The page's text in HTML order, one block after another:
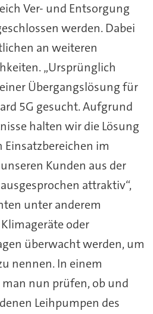
Ver- und Entsorgung
werden. Dabei
an weiteren
„Ursprünglich
Übergangslösung für
5G gesucht. Aufgrund
halten wir die Lösung
Einsatzbereichen im
Kunden aus der
attraktiv“,
unter anderem
oder
überwacht werden, um
nennen. In einem
nun prüfen, ob und
Leihpumpen des